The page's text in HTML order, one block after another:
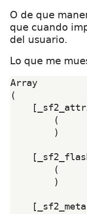
O de que
que cuando
del usuario.
Lo que me
Array
(